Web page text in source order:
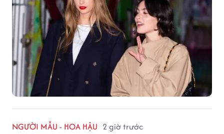
NGƯỜI MẪU - HOA HẬU 2 giờ trước